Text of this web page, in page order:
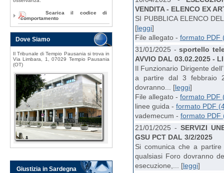
VENDITA - ELENCO EX
SI PUBBLICA ELENCO
[leggi]
File allegato - formato PDF
31/01/2025 -sportello
AVVIO DAL 03.02.2025 -
Il Funzionario Dirigente
a partire dal 3 febbraio
dovranno... [leggi]
File allegato - formato PDF
linee guida - formato PDF
vademecum - formato PDF
21/01/2025 - SERVIZI
GSU PCT DAL 3/2/2025
Si comunica che a
qualsiasi Foro dovranno
esecuzione,... [leggi]
Scarica il codice di
comportamento
Dove Siamo
Il Tribunale di Tempio Pausania si trova in
Via Limbara, 1, 07029 Tempio Pausania
(OT)
Giustizia in Sardegna